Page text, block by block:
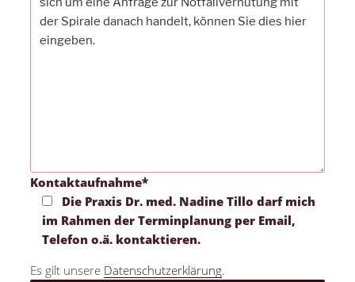
Kontaktaufnahme*
Die Praxis Dr. med. Nadine Tillo darf mich
im Rahmen der Terminplanung per Email,
Telefon o.ä. kontaktieren.
Es gilt unsere Datenschutzerklärung.